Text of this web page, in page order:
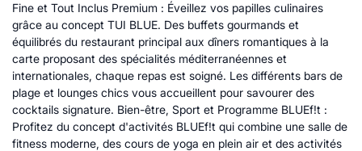
Fine et Tout Inclus Premium : Éveillez vos papilles culinaires
grâce au concept TUI BLUE. Des buffets gourmands et
équilibrés du restaurant principal aux dîners romantiques à la
carte proposant des spécialités méditerranéennes et
internationales, chaque repas est soigné. Les différents bars de
plage et lounges chics vous accueillent pour savourer des
cocktails signature. Bien-être, Sport et Programme BLUEf!t :
Profitez du concept d'activités BLUEf!t qui combine une salle de
fitness moderne, des cours de yoga en plein air et des activités